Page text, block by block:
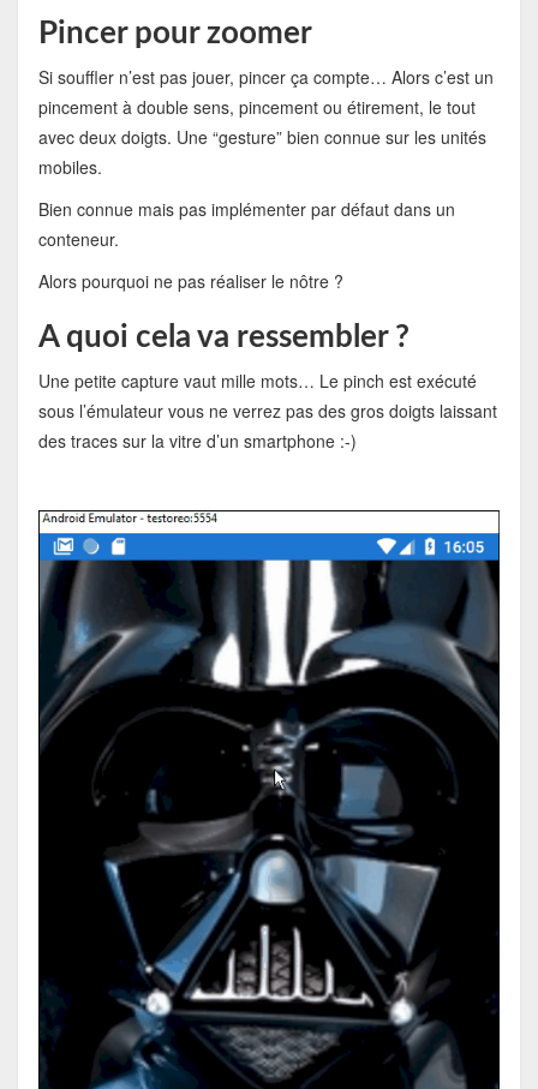
Pincer pour zoomer
Si souffler n’est pas jouer, pincer ça compte… Alors c’est un
pincement à double sens, pincement ou étirement, le tout
avec deux doigts. Une “gesture” bien connue sur les unités
mobiles.
Bien connue mais pas implémenter par défaut dans un
conteneur.
Alors pourquoi ne pas réaliser le nôtre ?
A quoi cela va ressembler ?
Une petite capture vaut mille mots… Le pinch est exécuté
sous l’émulateur vous ne verrez pas des gros doigts laissant
des traces sur la vitre d’un smartphone :-)